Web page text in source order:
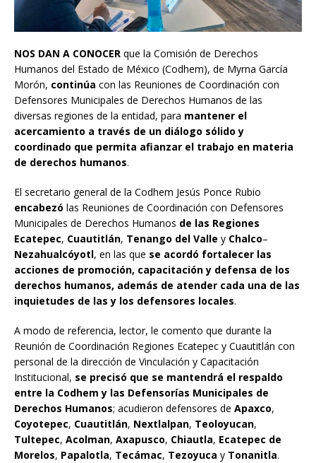
NOS DAN A CONOCER que la Comisión de Derechos
Humanos del Estado de México (Codhem), de Myrna García
Morón, continúa con las Reuniones de Coordinación con
Defensores Municipales de Derechos Humanos de las
diversas regiones de la entidad, para mantener el
acercamiento a través de un diálogo sólido y
coordinado que permita afianzar el trabajo en materia
de derechos humanos.
El secretario general de la Codhem Jesús Ponce Rubio
encabezó las Reuniones de Coordinación con Defensores
Municipales de Derechos Humanos de las Regiones
Ecatepec, Cuautitlán, Tenango del Valle y Chalco–
Nezahualcóyotl, en las que se acordó fortalecer las
acciones de promoción, capacitación y defensa de los
derechos humanos, además de atender cada una de las
inquietudes de las y los defensores locales.
A modo de referencia, lector, le comento que durante la
Reunión de Coordinación Regiones Ecatepec y Cuautitlán con
personal de la dirección de Vinculación y Capacitación
Institucional, se precisó que se mantendrá el respaldo
entre la Codhem y las Defensorías Municipales de
Derechos Humanos; acudieron defensores de Apaxco,
Coyotepec, Cuautitlán, Nextlalpan, Teoloyucan,
Tultepec, Acolman, Axapusco, Chiautla, Ecatepec de
Morelos, Papalotla, Tecámac, Tezoyuca y Tonanitla.